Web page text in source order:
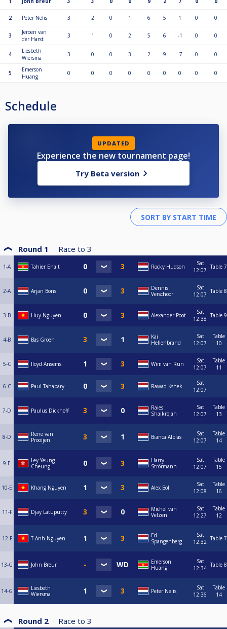
2 Peter Nelis 3 2 0 1 6 5 1 0 0
3
Jeroen van
der Harst
3 1 0 2 5 6 -1 0 0
4
Liesbeth
Wiersma
3 0 0 3 2 9 -7 0 0
5
Emerson
Huang
0 0 0 0 0 0 0 0 0
Schedule
UPDATED
Experience the new tournament page!
Try Beta version
Round 1 Race to 3
1-A Tahier Enait Rocky Hudson
Sat
12:07 Table 7
2-A Arjan Bons
Dennis
Verschoor
Sat
12:07 Table 8
3-B Huy Nguyen Alexander Poot
Sat
12:38 Table 9
4-B Bas Groen
Kai
Hellenbrand
Sat
12:07
Table
10
5-C lloyd Ansems Wim van Run
Sat
12:07
Table
11
6-C Paul Tahapary Rawad Kshek
Sat
12:07
7-D Paulus Dickhoff
Raies
Shaikrojan
Sat
12:07
Table
13
8-D
Rene van
Prooijen
Bianca Alblas
Sat
12:07
Table
14
9-E
Ley Yeung
Cheung
Harry
Strörmann
Sat
12:07
Table
15
10-E Khang Nguyen Alex Bol
Sat
12:08
Table
16
11-F Djay Latuputty
Michel van
Velzen
Sat
12:27
Table
12
12-F T.Anh Nguyen
Ed
Spangenberg
Sat
12:32 Table 7
13-G John Breur
Emerson
Huang
Sat
12:34 Table 8
14-G
Liesbeth
Wiersma
Peter Nelis
Sat
12:36
Table
14
Round 2 Race to 3